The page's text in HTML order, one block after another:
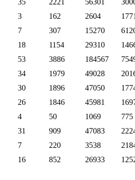
35 2221 56301
3 162 2604
7 307 15270
18 1154 29310
53 3886 184567
34 1979 49028
30 1896 47050
26 1846 45981
4 50 1069
775
31 909 47083
7 220 3538
16 852 26933